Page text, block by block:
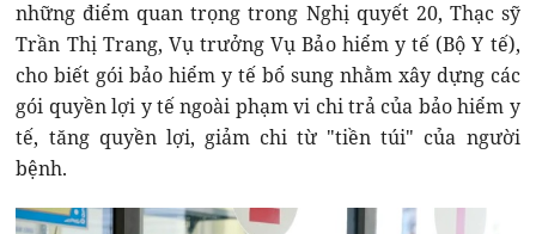
những điểm quan trọng trong Nghị quyết 20, Thạc sỹ
Trần Thị Trang, Vụ trưởng Vụ Bảo hiểm y tế (Bộ Y tế),
cho biết gói bảo hiểm y tế bổ sung nhằm xây dựng các
gói quyền lợi y tế ngoài phạm vi chi trả của bảo hiểm y
tế, tăng quyền lợi, giảm chi từ "tiền túi" của người
bệnh.